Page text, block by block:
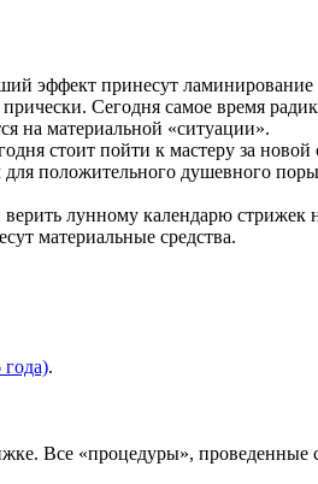
эффект принесут
Сегодня самое время
на материальной «ситуации».
стоит пойти к мастеру за
положительного душевного
лунному календарю стрижек
материальные средства.
.
Все «процедуры»,